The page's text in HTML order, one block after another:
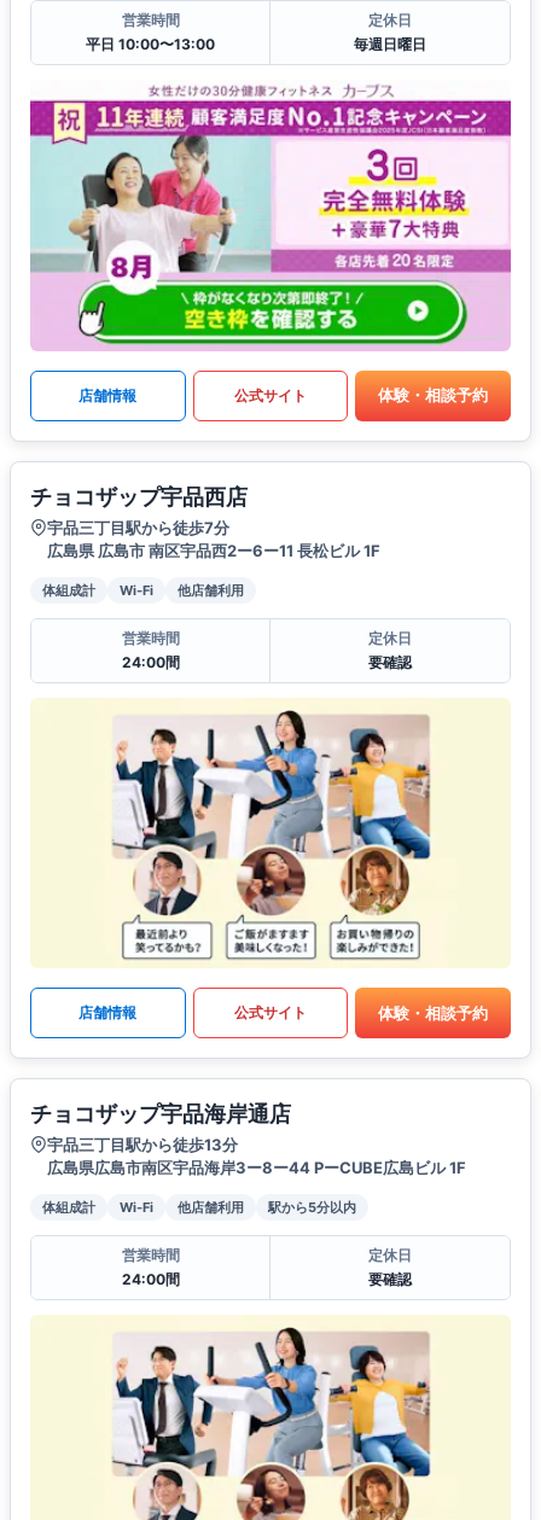
営業時間
平日 10:00〜13:00
定休日
毎週日曜日
店舗情報 公式サイト 体験・相談予約
チョコザップ宇品西店
宇品三丁目駅から徒歩7分
広島県 広島市 南区宇品西2ー6ー11 長松ビル 1F
体組成計 Wi-Fi 他店舗利用
営業時間
24:00間
定休日
要確認
店舗情報 公式サイト 体験・相談予約
チョコザップ宇品海岸通店
宇品三丁目駅から徒歩13分
広島県広島市南区宇品海岸3ー8ー44 PーCUBE広島ビル 1F
体組成計 Wi-Fi 他店舗利用 駅から5分以内
営業時間
24:00間
定休日
要確認